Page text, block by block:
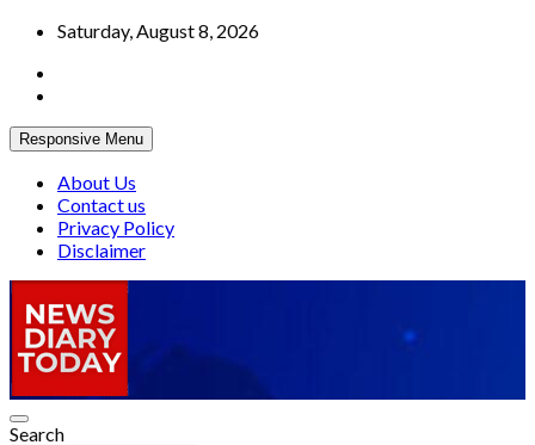
Skip
content
Saturday, August 8, 2026
Responsive Menu
About Us
Contact us
Privacy Policy
Disclaimer
Truth be told
Search